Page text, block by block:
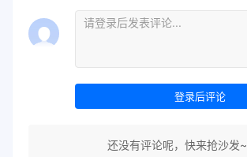
登录后评论
还没有评论呢，快来抢沙发~